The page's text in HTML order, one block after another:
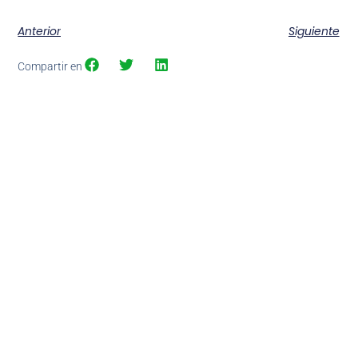
Anterior Siguiente
Compartir en